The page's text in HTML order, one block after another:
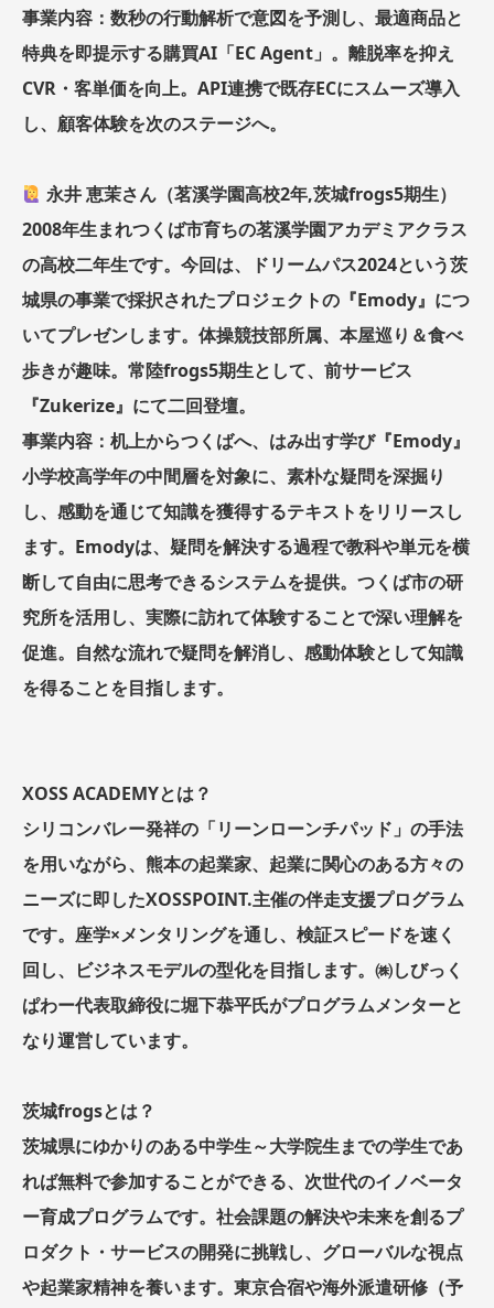
事業内容：数秒の行動解析で意図を予測し、最適商品と
特典を即提示する購買AI「EC Agent」。離脱率を抑え
CVR・客単価を向上。API連携で既存ECにスムーズ導入
し、顧客体験を次のステージへ。
永井 恵茉さん（茗溪学園高校2年,茨城frogs5期生）
2008年生まれつくば市育ちの茗溪学園アカデミアクラス
の高校二年生です。今回は、ドリームパス2024という茨
城県の事業で採択されたプロジェクトの『Emody』につ
いてプレゼンします。体操競技部所属、本屋巡り＆食べ
歩きが趣味。常陸frogs5期生として、前サービス
『Zukerize』にて二回登壇。
事業内容：机上からつくばへ、はみ出す学び『Emody』
小学校高学年の中間層を対象に、素朴な疑問を深掘り
し、感動を通じて知識を獲得するテキストをリリースし
ます。Emodyは、疑問を解決する過程で教科や単元を横
断して自由に思考できるシステムを提供。つくば市の研
究所を活用し、実際に訪れて体験することで深い理解を
促進。自然な流れで疑問を解消し、感動体験として知識
を得ることを目指します。
XOSS ACADEMYとは？
シリコンバレー発祥の「リーンローンチパッド」の手法
を用いながら、熊本の起業家、起業に関心のある方々の
ニーズに即したXOSSPOINT.主催の伴走支援プログラム
です。座学×メンタリングを通し、検証スピードを速く
回し、ビジネスモデルの型化を目指します。㈱しびっく
ぱわー代表取締役に堀下恭平氏がプログラムメンターと
なり運営しています。
茨城frogsとは？
茨城県にゆかりのある中学生～大学院生までの学生であ
れば無料で参加することができる、次世代のイノベータ
ー育成プログラムです。社会課題の解決や未来を創るプ
ロダクト・サービスの開発に挑戦し、グローバルな視点
や起業家精神を養います。東京合宿や海外派遣研修（予